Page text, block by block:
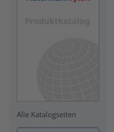
Alle Katalogseiten